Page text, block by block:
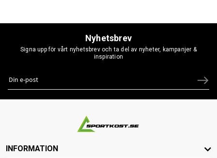
Nyhetsbrev
Signa upp för vårt nyhetsbrev och ta del av nyheter, kampanjer &
inspiration
INFORMATION